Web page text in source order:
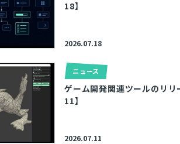
18】
2026.07.18
ニュース
ゲーム開発関連ツールのリ
11】
2026.07.11